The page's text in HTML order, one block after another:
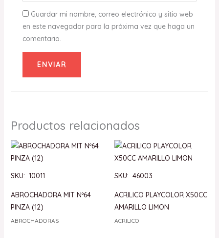
Guardar mi nombre, correo electrónico y sitio web
en este navegador para la próxima vez que haga un
comentario.
Productos relacionados
SKU: 10011
ABROCHADORA MIT Nº64
PINZA (12)
ABROCHADORAS
SKU: 46003
ACRILICO PLAYCOLOR X50CC
AMARILLO LIMON
ACRILICO